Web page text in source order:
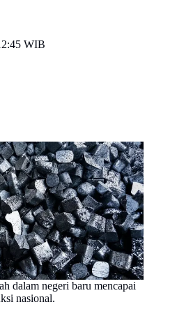
WIB
dalam negeri baru mencapai
nasional.